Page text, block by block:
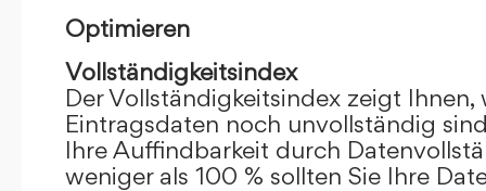
Optimieren
Vollständigkeitsindex
Der Vollständigkeitsindex zeigt
Eintragsdaten noch unvollständig
Ihre Auffindbarkeit durch
weniger als 100 % sollten Sie Ihre